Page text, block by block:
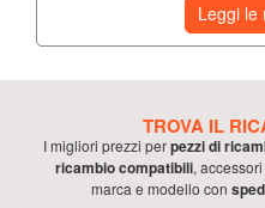
Leggi le
TROVA IL
I migliori prezzi perpezzi di
ricambio compatibili, accessori
marca e modello con